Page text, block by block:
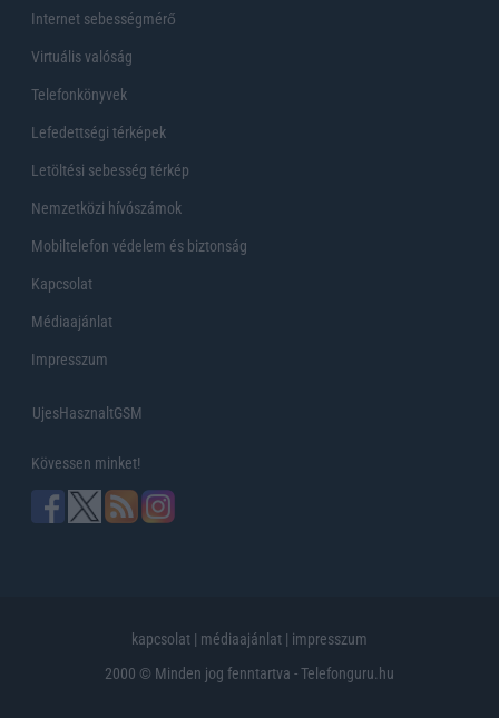
Internet sebességmérő
Virtuális valóság
Telefonkönyvek
Lefedettségi térképek
Letöltési sebesség térkép
Nemzetközi hívószámok
Mobiltelefon védelem és biztonság
Kapcsolat
Médiaajánlat
Impresszum
UjesHasznaltGSM
Kövessen minket!
kapcsolat | médiaajánlat | impresszum
2000 © Minden jog fenntartva - Telefonguru.hu